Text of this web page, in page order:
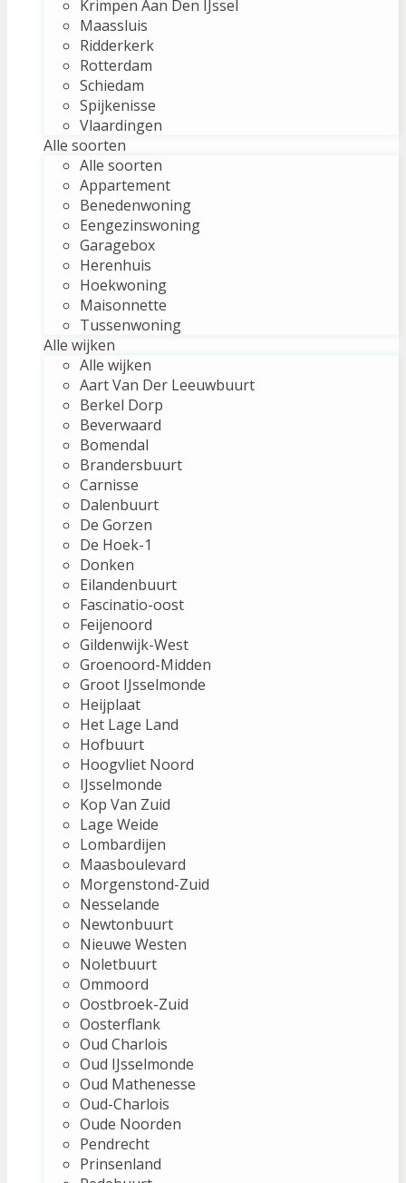
Krimpen Aan Den IJssel
Maassluis
Ridderkerk
Rotterdam
Schiedam
Spijkenisse
Vlaardingen
Alle soorten
Alle soorten
Appartement
Benedenwoning
Eengezinswoning
Garagebox
Herenhuis
Hoekwoning
Maisonnette
Tussenwoning
Alle wijken
Alle wijken
Aart Van Der Leeuwbuurt
Berkel Dorp
Beverwaard
Bomendal
Brandersbuurt
Carnisse
Dalenbuurt
De Gorzen
De Hoek-1
Donken
Eilandenbuurt
Fascinatio-oost
Feijenoord
Gildenwijk-West
Groenoord-Midden
Groot IJsselmonde
Heijplaat
Het Lage Land
Hofbuurt
Hoogvliet Noord
IJsselmonde
Kop Van Zuid
Lage Weide
Lombardijen
Maasboulevard
Morgenstond-Zuid
Nesselande
Newtonbuurt
Nieuwe Westen
Noletbuurt
Ommoord
Oostbroek-Zuid
Oosterflank
Oud Charlois
Oud IJsselmonde
Oud Mathenesse
Oud-Charlois
Oude Noorden
Pendrecht
Prinsenland